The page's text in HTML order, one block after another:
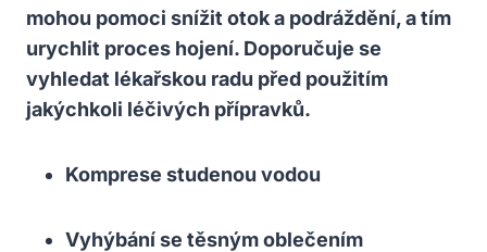
mohou​ pomoci snížit otok a⁤ podráždění,⁤ a tím
urychlit proces hojení. Doporučuje⁤ se
vyhledat lékařskou radu před použitím
jakýchkoli léčivých přípravků.
Komprese studenou⁣ vodou
Vyhýbání se ‌těsným oblečením